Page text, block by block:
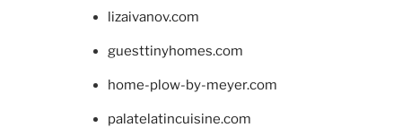
lizaivanov.com
guesttinyhomes.com
home-plow-by-meyer.com
palatelatincuisine.com